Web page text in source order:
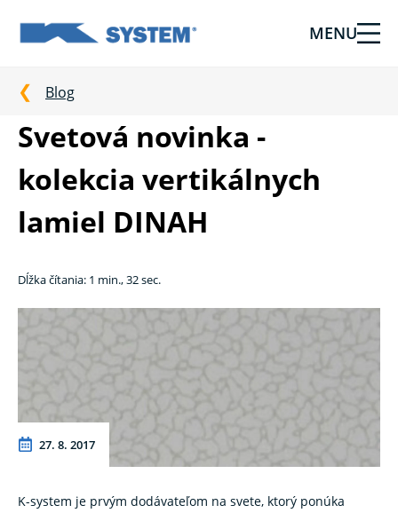
Tieniaca
pre
vašu
domácnosť
od
Ksystem
MENU
Blog
Svetová novinka -
kolekcia vertikálnych
lamiel DINAH
Dĺžka čítania: 1 min., 32 sec.
27. 8. 2017
K-system je prvým dodávateľom na svete, ktorý ponúka